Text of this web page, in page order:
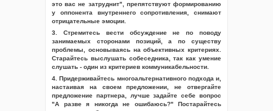
это вас не затруднит", препятствуют формированию
у оппонента внутреннего сопротивления, снимают
отрицательные эмоции.
3. Стремитесь вести обсуждение не по поводу
занимаемых сторонами позиций, а по существу
проблемы, основываясь на объективных критериях.
Старайтесь выслушать собеседника, так как умение
слушать - один из критериев коммуникабельности.
4. Придерживайтесь многоальтернативного подхода и,
настаивая на своем предложении, не отвергайте
предложение партнера, лучше задайте себе вопрос
"А разве я никогда не ошибаюсь?" Постарайтесь